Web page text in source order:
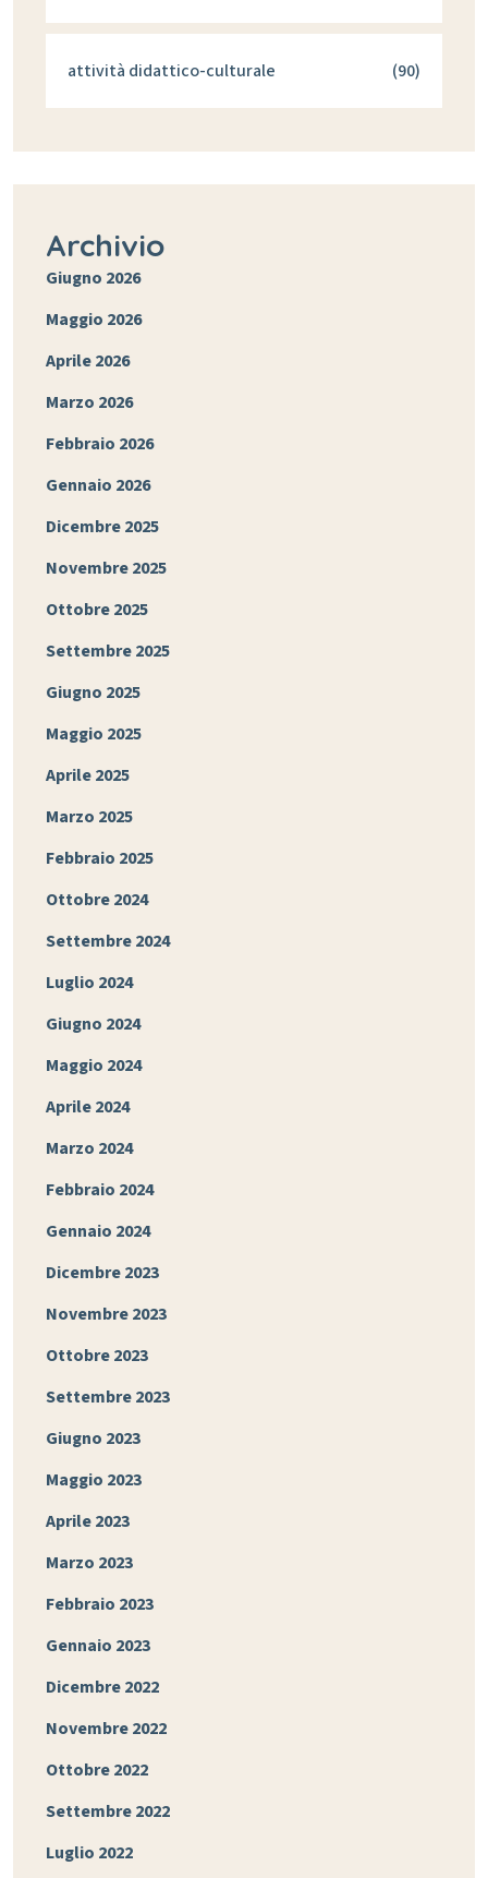
attività didattico-culturale (90)
Archivio
Giugno 2026
Maggio 2026
Aprile 2026
Marzo 2026
Febbraio 2026
Gennaio 2026
Dicembre 2025
Novembre 2025
Ottobre 2025
Settembre 2025
Giugno 2025
Maggio 2025
Aprile 2025
Marzo 2025
Febbraio 2025
Ottobre 2024
Settembre 2024
Luglio 2024
Giugno 2024
Maggio 2024
Aprile 2024
Marzo 2024
Febbraio 2024
Gennaio 2024
Dicembre 2023
Novembre 2023
Ottobre 2023
Settembre 2023
Giugno 2023
Maggio 2023
Aprile 2023
Marzo 2023
Febbraio 2023
Gennaio 2023
Dicembre 2022
Novembre 2022
Ottobre 2022
Settembre 2022
Luglio 2022